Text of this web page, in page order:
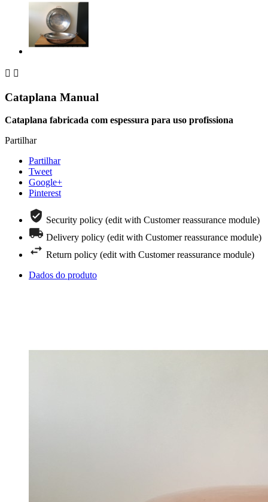
 
Cataplana Manual
Cataplana fabricada com espessura para uso profissiona
Partilhar
Partilhar
Tweet
Google+
Pinterest
Security policy (edit with Customer reassurance module)
Delivery policy (edit with Customer reassurance module)
Return policy (edit with Customer reassurance module)
Dados do produto